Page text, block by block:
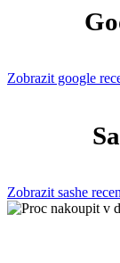
Zobrazit google
Zobrazit sashe